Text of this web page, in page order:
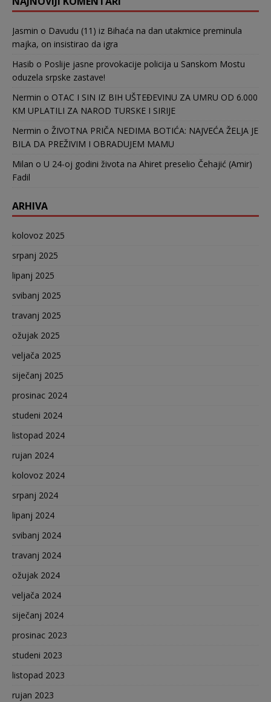
Jasmin o Davudu (11) iz Bihaća na dan utakmice preminula
majka, on insistirao da igra
Hasib o Poslije jasne provokacije policija u Sanskom Mostu
oduzela srpske zastave!
Nermin o OTAC I SIN IZ BIH UŠTEĐEVINU ZA UMRU OD 6.000
KM UPLATILI ZA NAROD TURSKE I SIRIJE
Nermin o ŽIVOTNA PRIČA NEDIMA BOTIĆA: NAJVEĆA ŽELJA JE
BILA DA PREŽIVIM I OBRADUJEM MAMU
Milan o U 24-oj godini života na Ahiret preselio Čehajić (Amir)
Fadil
ARHIVA
kolovoz 2025
srpanj 2025
lipanj 2025
svibanj 2025
travanj 2025
ožujak 2025
veljača 2025
siječanj 2025
prosinac 2024
studeni 2024
listopad 2024
rujan 2024
kolovoz 2024
srpanj 2024
lipanj 2024
svibanj 2024
travanj 2024
ožujak 2024
veljača 2024
siječanj 2024
prosinac 2023
studeni 2023
listopad 2023
rujan 2023